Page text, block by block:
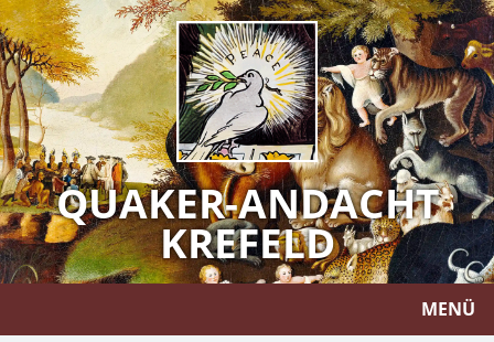
QUAKER-ANDACHT
KREFELD
MENÜ